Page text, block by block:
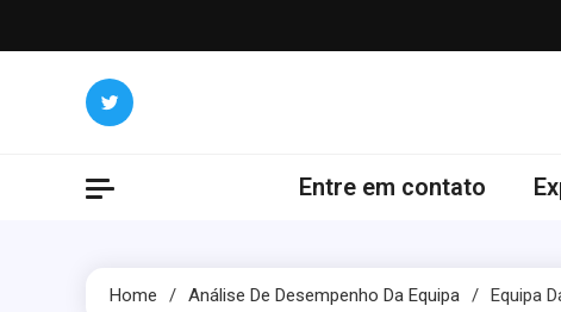
to
Entre em contato
Home Análise De Desempenho Da Equipa Equipa